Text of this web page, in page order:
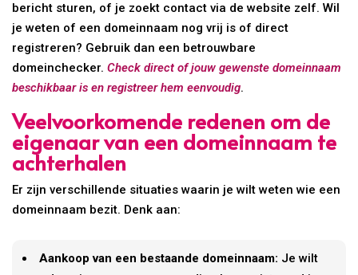
bericht sturen, of je zoekt contact via de website zelf. Wil
je weten of een domeinnaam nog vrij is of direct
registreren? Gebruik dan een betrouwbare
domeinchecker.Check direct of jouw gewenste domeinnaam
beschikbaar is en registreer hem eenvoudig.
Veelvoorkomende redenen om de
eigenaar van een domeinnaam te
achterhalen
Er zijn verschillende situaties waarin je wilt weten wie een
domeinnaam bezit. Denk aan:
Aankoop van een bestaande domeinnaam: Je wilt